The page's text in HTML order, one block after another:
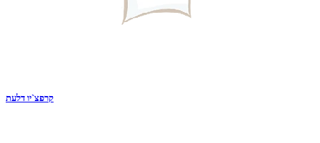
קרפצ`יו דלעת